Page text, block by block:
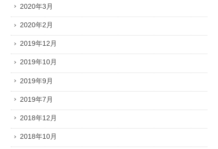
2020年3月
2020年2月
2019年12月
2019年10月
2019年9月
2019年7月
2018年12月
2018年10月